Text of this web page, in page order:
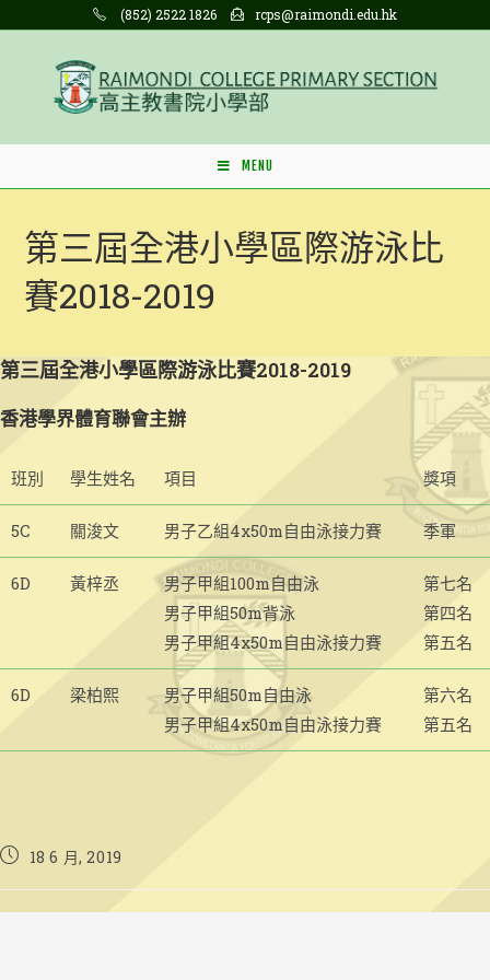
content
(852) 2522 1826 rcps@raimondi.edu.hk
MENU
第三屆全港小學區際游泳比
賽2018-2019
第三屆全港小學區際游泳比賽2018-2019
香港學界體育聯會主辦
班別 學生姓名 項目 獎項
5C 關浚文 男子乙組4x50m自由泳接力賽 季軍
6D 黃梓丞
男子甲組100m自由泳
男子甲組50m背泳
男子甲組4x50m自由泳接力賽
第七名
第四名
第五名
6D 梁柏熙
男子甲組50m自由泳
男子甲組4x50m自由泳接力賽
第六名
第五名
Post18 6 月, 2019